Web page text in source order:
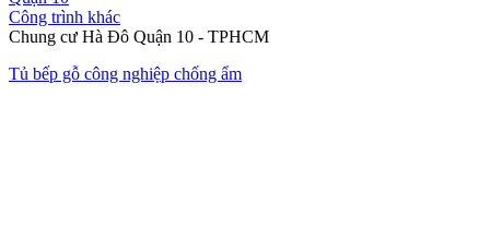
Công trình khác
Chung cư Hà Đô Quận 10 - TPHCM
Tủ bếp gỗ công nghiệp chống ẩm